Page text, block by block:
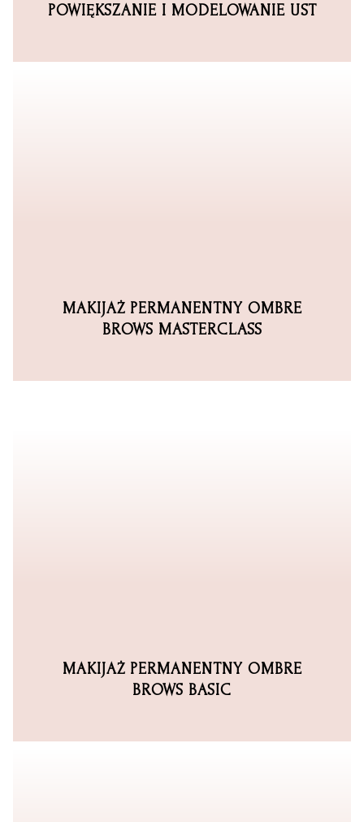
POWIĘKSZANIE I MODELOWANIE UST
MAKIJAŻ PERMANENTNY OMBRE
BROWS MASTERCLASS
MAKIJAŻ PERMANENTNY OMBRE
BROWS BASIC